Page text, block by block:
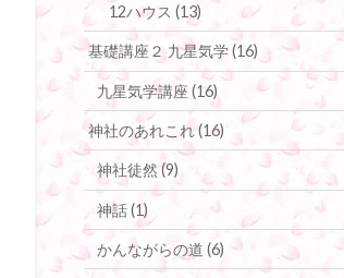
12ハウス(13)
基礎講座２ 九星気学(16)
九星気学講座 (16)
神社のあれこれ(16)
神社徒然(9)
神話(1)
かんながらの道 (6)